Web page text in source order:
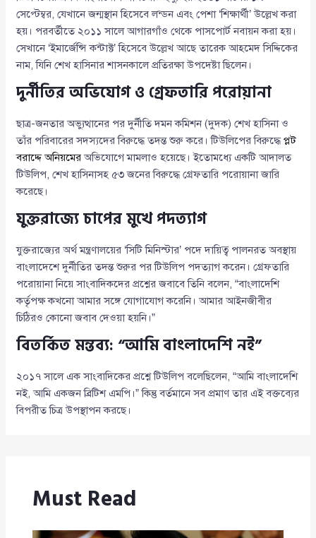
সেপ্টেম্বর, যেখানে জন্মস্থান হিসেবে লন্ডন এবং পেশা ‘শিক্ষার্থী’ উল্লেখ করা
হয়। পরবর্তীতে ২০১১ সালে আগারগাঁও থেকে পাসপোর্ট নবায়ন করা হয়।
সেখানে ‘ইমার্জেন্সি কন্টাক্ট’ হিসেবে উল্লেখ আছে তারেক আহমেদ সিদ্দিকের
নাম, যিনি শেখ হাসিনার শাসনকালে প্রতিরক্ষা উপদেষ্টা ছিলেন।
দুর্নীতির অভিযোগ ও গ্রেফতারি পরোয়ানা
ছাত্র-জনতার অভ্যুত্থানের পর দুর্নীতি দমন কমিশন (দুদক) শেখ হাসিনা ও
তাঁর পরিবারের সদস্যদের বিরুদ্ধে তদন্ত শুরু করে। টিউলিপের বিরুদ্ধেপ্লট
বরাদ্দে অনিয়মেরঅভিযোগে মামলাও হয়েছে। ইতোমধ্যে একটি আদালত
টিউলিপ, শেখ হাসিনাসহ ৫৩ জনের বিরুদ্ধে গ্রেফতারি পরোয়ানা জারি
করেছে।
যুক্তরাজ্যে চাপের মুখে পদত্যাগ
যুক্তরাজ্যের অর্থ মন্ত্রণালয়ের ‘সিটি মিনিস্টার’ পদে দায়িত্ব পালনরত অবস্থায়
বাংলাদেশে দুর্নীতির তদন্ত শুরুর পর টিউলিপ পদত্যাগ করেন। গ্রেফতারি
পরোয়ানা নিয়ে সাংবাদিকদের প্রশ্নের জবাবে তিনি বলেন, “বাংলাদেশি
কর্তৃপক্ষ কখনো আমার সঙ্গে যোগাযোগ করেনি। আমার আইনজীবীর
চিঠিরও কোনো জবাব দেওয়া হয়নি।”
বিতর্কিত মন্তব্য: “আমি বাংলাদেশি নই”
২০১৭ সালে এক সাংবাদিকের প্রশ্নে টিউলিপ বলেছিলেন, “আমি বাংলাদেশি
নই, আমি একজন ব্রিটিশ এমপি।” কিন্তু বর্তমানে সব প্রমাণ তার এই বক্তব্যের
বিপরীত চিত্র উপস্থাপন করছে।
Must Read